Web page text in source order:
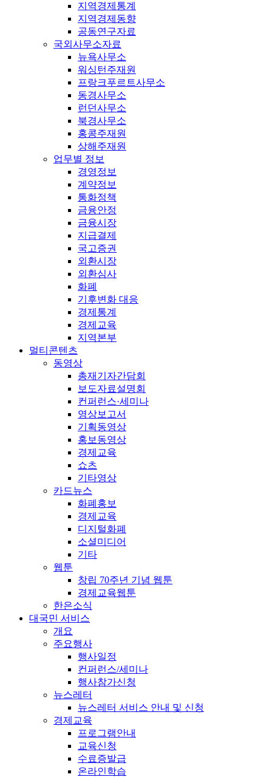
지역경제통계
지역경제동향
공동연구자료
국외사무소자료
뉴욕사무소
워싱턴주재원
프랑크푸르트사무소
동경사무소
런던사무소
북경사무소
홍콩주재원
상해주재원
업무별 정보
경영정보
계약정보
통화정책
금융안정
금융시장
지급결제
국고증권
외환시장
외환심사
화폐
기후변화 대응
경제통계
경제교육
지역본부
멀티콘텐츠
동영상
총재기자간담회
보도자료설명회
컨퍼런스·세미나
영상보고서
기획동영상
홍보동영상
경제교육
쇼츠
기타영상
카드뉴스
화폐홍보
경제교육
디지털화폐
소셜미디어
기타
웹툰
창립 70주년 기념 웹툰
경제교육웹툰
한은소식
대국민 서비스
개요
주요행사
행사일정
컨퍼런스/세미나
행사참가신청
뉴스레터
뉴스레터 서비스 안내 및 신청
경제교육
프로그램안내
교육신청
수료증발급
온라인학습